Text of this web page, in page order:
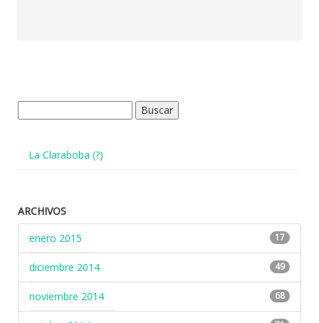
La Claraboba (?)
ARCHIVOS
enero 2015
17
diciembre 2014 49
noviembre 2014 68